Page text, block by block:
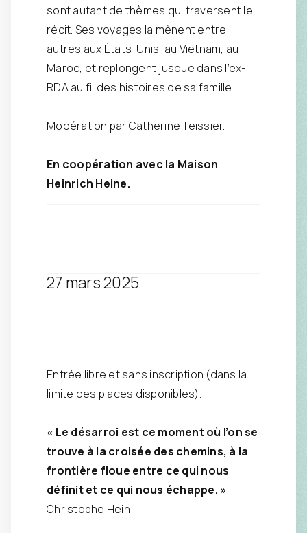
sont autant de thèmes qui traversent le
récit. Ses voyages la mènent entre
autres aux États-Unis, au Vietnam, au
Maroc, et replongent jusque dans l’ex-
RDA au fil des histoires de sa famille.
Modération par Catherine Teissier.
En coopération avec la Maison
Heinrich Heine.
27 mars 2025
Entrée libre et sans inscription (dans la
limite des places disponibles).
« Le désarroi est ce moment où l’on se
trouve à la croisée des chemins, à la
frontière floue entre ce qui nous
définit et ce qui nous échappe. »
Christophe Hein